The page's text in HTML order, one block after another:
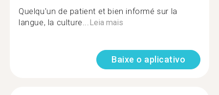
Quelqu'un de patient et bien informé sur la
langue, la culture...Leia mais
Baixe o aplicativo